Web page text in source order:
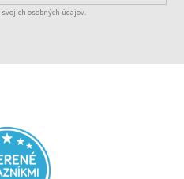
osobných údajov.